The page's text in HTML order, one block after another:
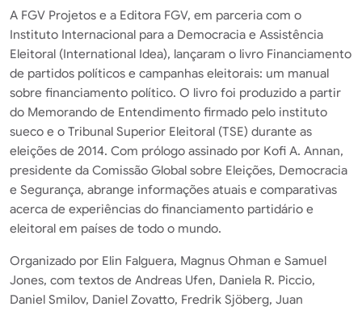
A FGV Projetos e a Editora FGV, em parceria com o
Instituto Internacional para a Democracia e Assistência
Eleitoral (International Idea), lançaram o livro Financiamento
de partidos políticos e campanhas eleitorais: um manual
sobre financiamento político. O livro foi produzido a partir
do Memorando de Entendimento firmado pelo instituto
sueco e o Tribunal Superior Eleitoral (TSE) durante as
eleições de 2014. Com prólogo assinado por Kofi A. Annan,
presidente da Comissão Global sobre Eleições, Democracia
e Segurança, abrange informações atuais e comparativas
acerca de experiências do financiamento partidário e
eleitoral em países de todo o mundo.
Organizado por Elin Falguera, Magnus Ohman e Samuel
Jones, com textos de Andreas Ufen, Daniela R. Piccio,
Daniel Smilov, Daniel Zovatto, Fredrik Sjöberg, Juan